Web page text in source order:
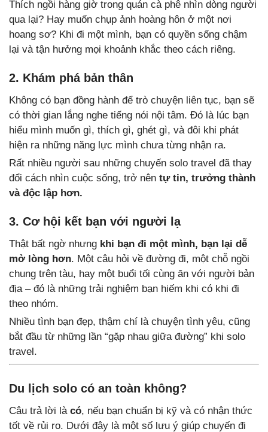
Thích ngồi hàng giờ trong quán cà phê nhìn dòng người
qua lại? Hay muốn chụp ảnh hoàng hôn ở một nơi
hoang sơ? Khi đi một mình, bạn có quyền sống chậm
lại và tận hưởng mọi khoảnh khắc theo cách riêng.
2. Khám phá bản thân
Không có bạn đồng hành để trò chuyện liên tục, bạn sẽ
có thời gian lắng nghe tiếng nói nội tâm. Đó là lúc bạn
hiểu mình muốn gì, thích gì, ghét gì, và đôi khi phát
hiện ra những năng lực mình chưa từng nhận ra.
Rất nhiều người sau những chuyến solo travel đã thay
đổi cách nhìn cuộc sống, trở nên tự tin, trưởng thành
và độc lập hơn.
3. Cơ hội kết bạn với người lạ
Thật bất ngờ nhưng khi bạn đi một mình, bạn lại dễ
mở lòng hơn. Một câu hỏi về đường đi, một chỗ ngồi
chung trên tàu, hay một buổi tối cùng ăn với người bản
địa – đó là những trải nghiệm bạn hiếm khi có khi đi
theo nhóm.
Nhiều tình bạn đẹp, thậm chí là chuyện tình yêu, cũng
bắt đầu từ những lần “gặp nhau giữa đường” khi solo
travel.
Du lịch solo có an toàn không?
Câu trả lời là có, nếu bạn chuẩn bị kỹ và có nhận thức
tốt về rủi ro. Dưới đây là một số lưu ý giúp chuyến đi